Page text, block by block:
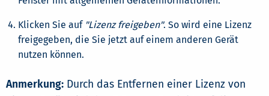
Klicken Sie auf "Lizenz freigeben". So wird eine Lizenz
freigegeben, die Sie jetzt auf einem anderen Gerät
nutzen können.
Anmerkung: Durch das Entfernen einer Lizenz von